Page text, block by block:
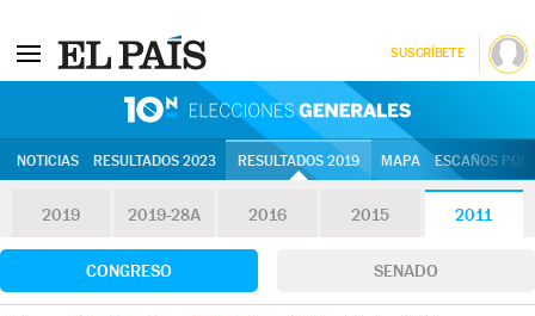
SUSCRÍBETE
NOTICIAS RESULTADOS 2023 RESULTADOS 2019 MAPA ESCAÑOS
2019 2019-28A 2016 2015 2011
CONGRESO SENADO